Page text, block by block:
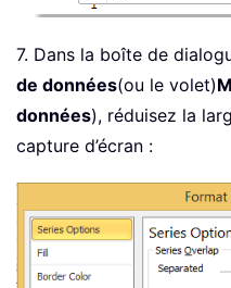
7. Dans la boîte de
de données(ou le volet)
données), réduisez la
capture d’écran :